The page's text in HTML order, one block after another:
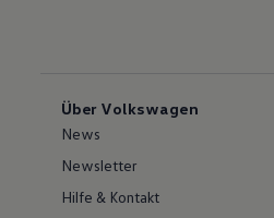
Über Volkswagen
News
Newsletter
Hilfe & Kontakt